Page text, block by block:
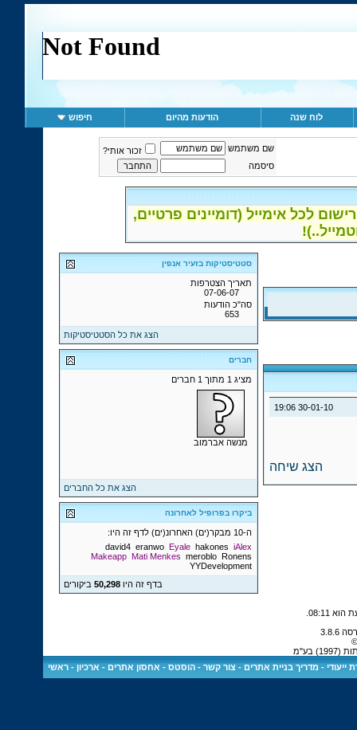
לוח שנה הודעות מהיום חיפוש
שם משתמש
זכור אותי?
סיסמה
לכל אימייל (דומיינים פרטיים,
30-01-10
19:06
הצג שיחה
סטטיסטיקות בזעיר אנפין
תאריך הצטרפות
07-06-07
סה"כ הודעות
653
הצג את כל הסטטיסטיקות
חברים
מציג 1 מתוך 1 חברים
מנשה אברמוב
הצג את כל החברים
ביקרו בפרופיל לאחרונה
ה-10 מבקר(ים) האחרונ(ים) לדף זה היו:
david4 eranwo Eyale hakones iAlex
Makeapp Mati Menkes meroblo Ronens
YYDevelopment
בדף זה היו50,298 ביקורים
08:11
בע"מ
ייעודי -מדריך בניית אתרים -צור קשר -הוסטס - אחסון אתרים - ארכיון -ראשי